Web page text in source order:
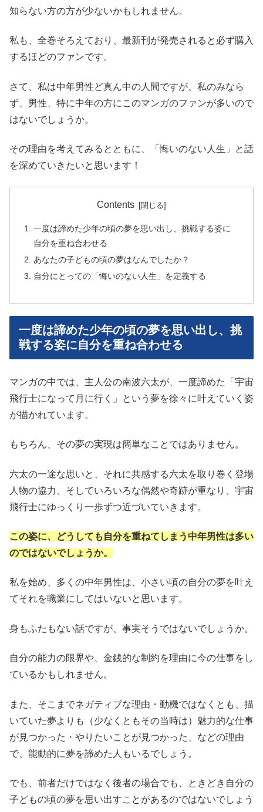
知らない方の方が少ないかもしれません。
私も、全巻そろえており、最新刊が発売されると必ず購入
するほどのファンです。
さて、私は中年男性ど真ん中の人間ですが、私のみなら
ず、男性、特に中年の方にこのマンガのファンが多いので
はないでしょうか。
その理由を考えてみるとともに、「悔いのない人生」と話
を深めていきたいと思います！
Contents
一度は諦めた少年の頃の夢を思い出し、挑戦する姿に
自分を重ね合わせる
あなたの子どもの頃の夢はなんでしたか？
自分にとっての「悔いのない人生」を定義する
一度は諦めた少年の頃の夢を思い出し、挑
戦する姿に自分を重ね合わせる
マンガの中では、主人公の南波六太が、一度諦めた「宇宙
飛行士になって月に行く」という夢を徐々に叶えていく姿
が描かれています。
もちろん、その夢の実現は簡単なことではありません。
六太の一途な思いと、それに共感する六太を取り巻く登場
人物の協力、そしていろいろな偶然や奇跡が重なり、宇宙
飛行士にゆっくり一歩ずつ近づいていきます。
この姿に、どうしても自分を重ねてしまう中年男性は多い
のではないでしょうか。
私を始め、多くの中年男性は、小さい頃の自分の夢を叶え
てそれを職業にしてはいないと思います。
身もふたもない話ですが、事実そうではないでしょうか。
自分の能力の限界や、金銭的な制約を理由に今の仕事をし
ているかもしれません。
また、そこまでネガティブな理由・動機ではなくとも、描
いていた夢よりも（少なくともその当時は）魅力的な仕事
が見つかった・やりたいことが見つかった、などの理由
で、能動的に夢を諦めた人もいるでしょう。
でも、前者だけではなく後者の場合でも、ときどき自分の
子どもの頃の夢を思い出すことがあるのではないでしょう